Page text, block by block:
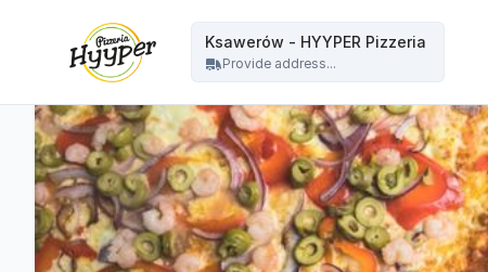
Ksawerów - HYYPER Pizzeria
Provide address...